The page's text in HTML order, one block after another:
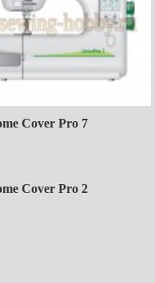
Cover Pro 7
Cover Pro 2